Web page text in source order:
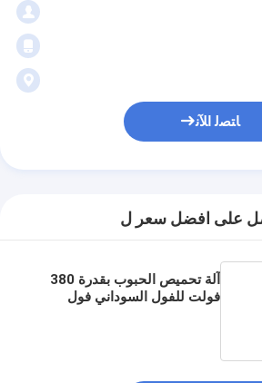
ﺎﺘﺼﻟ ﺍﻶﻧ
على افضل سعر ل
آلة تحميص الحبوب بقدرة 380
فولت للفول السوداني فول